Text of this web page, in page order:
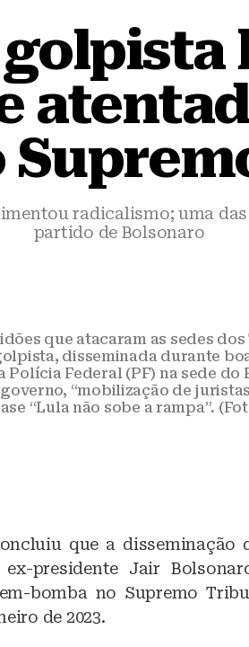
radicalismo; uma
partido de Bolsonaro
que atacaram as sedes
disseminada durante
Federal (PF) na sede
“mobilização de
“Lula não sobe a rampa”.
que a disseminação
presidente Jair
bomba no Supremo
de 2023.